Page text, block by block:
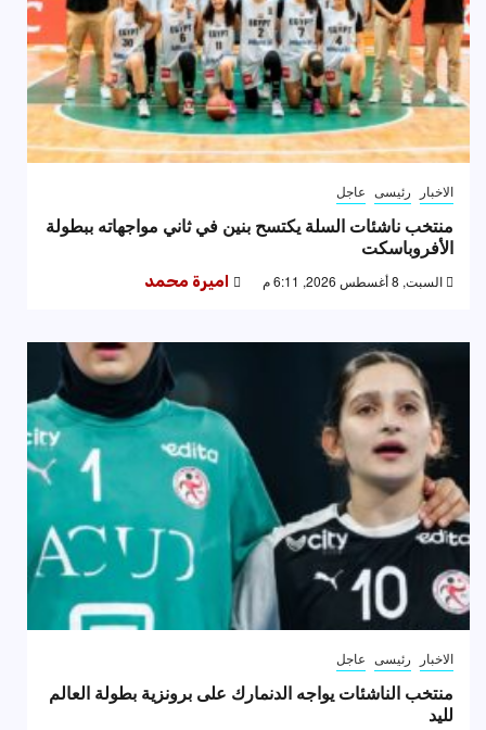
الاخبار رئيسى عاجل
منتخب ناشئات السلة يكتسح بنين في ثاني مواجهاته ببطولة
الأفروباسكت
السبت, 8 أغسطس 2026, 6:11 م اميرة محمد
الاخبار رئيسى عاجل
منتخب الناشئات يواجه الدنمارك على برونزية بطولة العالم
لليد